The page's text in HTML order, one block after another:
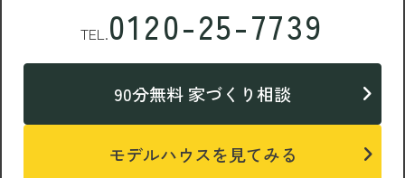
TEL.0120-25-7739
90分無料 家づくり相談
モデルハウスを見てみる